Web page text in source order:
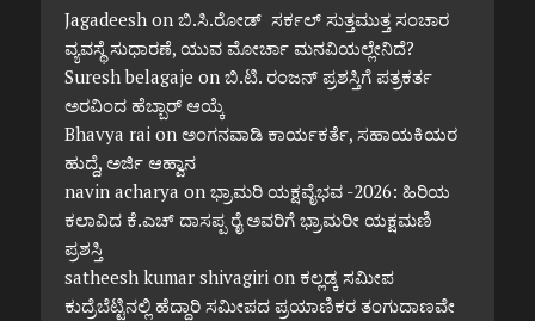
Jagadeeshon ಬಿ.ಸಿ.ರೋಡ್ ಸರ್ಕಲ್ ಸುತ್ತಮುತ್ತ ಸಂಚಾರ
ವ್ಯವಸ್ಥೆ ಸುಧಾರಣೆ, ಯುವ ಮೋರ್ಚಾ ಮನವಿಯಲ್ಲೇನಿದೆ?
Suresh belagaje on ಬಿ.ಟಿ. ರಂಜನ್ ಪ್ರಶಸ್ತಿಗೆ ಪತ್ರಕರ್ತ
ಅರವಿಂದ ಹೆಬ್ಬಾರ್ ಆಯ್ಕೆ
Bhavya raion ಅಂಗನವಾಡಿ ಕಾರ್ಯಕರ್ತೆ, ಸಹಾಯಕಿಯರ
ಹುದ್ದೆ, ಅರ್ಜಿ ಆಹ್ವಾನ
navin acharya on ಭ್ರಾಮರಿ ಯಕ್ಷವೈಭವ -2026: ಹಿರಿಯ
ಕಲಾವಿದ ಕೆ.ಎಚ್ ದಾಸಪ್ಪ ರೈ ಅವರಿಗೆ ಭ್ರಾಮರೀ ಯಕ್ಷಮಣಿ
ಪ್ರಶಸ್ತಿ
satheesh kumar shivagirion ಕಲ್ಲಡ್ಕ ಸಮೀಪ
ಕುದ್ರೆಬೆಟ್ಟಿನಲ್ಲಿ ಹೆದ್ದಾರಿ ಸಮೀಪದ ಪ್ರಯಾಣಿಕರ ತಂಗುದಾಣವೇ